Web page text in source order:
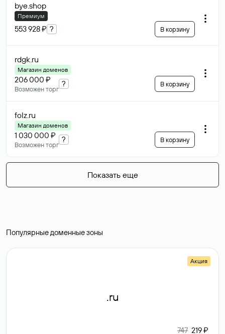
bye.shop
Премиум
553 928 ₽ ? В корзину
rdgk.ru
Магазин доменов
206 000 ₽
Возможен торг
? В корзину
folz.ru
Магазин доменов
1 030 000 ₽
Возможен торг
? В корзину
Показать еще
Популярные доменные зоны
Акция
.ru
747 219 ₽